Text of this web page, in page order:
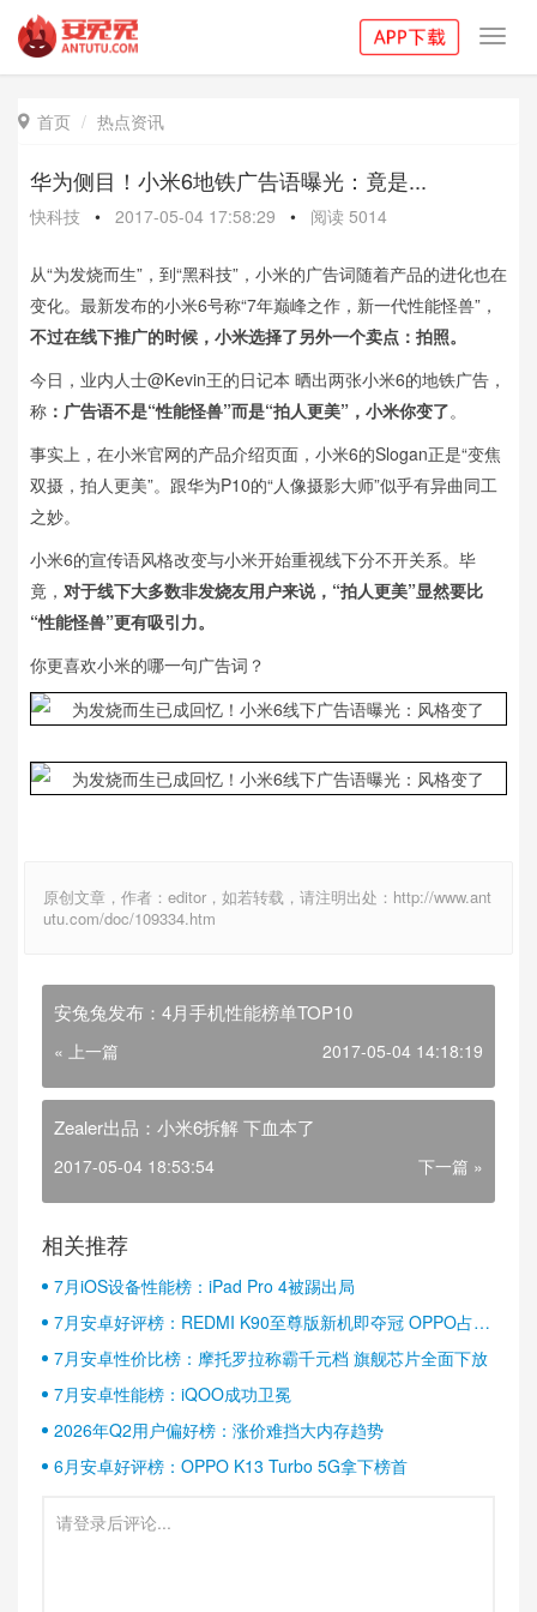
 首页 热点资讯
华为侧目！小米6地铁广告语曝光：竟是...
快科技 • 2017-05-04 17:58:29 • 阅读 5014
从“为发烧而生”，到“黑科技”，小米的广告词随着产品的进化也在
变化。最新发布的小米6号称“7年巅峰之作，新一代性能怪兽”，
不过在线下推广的时候，小米选择了另外一个卖点：拍照。
今日，业内人士@Kevin王的日记本 晒出两张小米6的地铁广告，
称 ：广告语不是“性能怪兽”而是“拍人更美”，小米你变了。
事实上，在小米官网的产品介绍页面，小米6的Slogan正是“变焦
双摄，拍人更美”。跟华为P10的“人像摄影大师”似乎有异曲同工
之妙。
小米6的宣传语风格改变与小米开始重视线下分不开关系。毕
竟， 对于线下大多数非发烧友用户来说，“拍人更美”显然要比
“性能怪兽”更有吸引力。
你更喜欢小米的哪一句广告词？
原创文章，作者：editor，如若转载，请注明出处：http://www.ant
utu.com/doc/109334.htm
安兔兔发布：4月手机性能榜单TOP10
« 上一篇 2017-05-04 14:18:19
Zealer出品：小米6拆解 下血本了
2017-05-04 18:53:54 下一篇 »
相关推荐
7月iOS设备性能榜：iPad Pro 4被踢出局
7月安卓好评榜：REDMI K90至尊版新机即夺冠 OPPO占据
半壁江山
7月安卓性价比榜：摩托罗拉称霸千元档 旗舰芯片全面下放
7月安卓性能榜：iQOO成功卫冕
2026年Q2用户偏好榜：涨价难挡大内存趋势
6月安卓好评榜：OPPO K13 Turbo 5G拿下榜首